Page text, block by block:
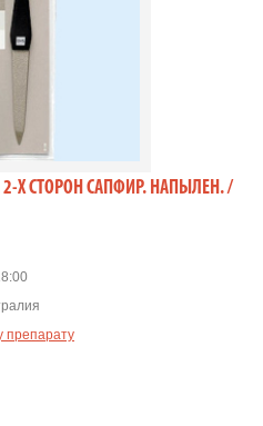
Х СТОРОН САПФИР. НАПЫЛЕН. /
препарату